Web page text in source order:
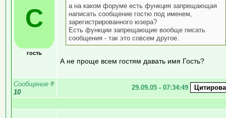
C
гость
а на каком форуме есть функция запрещающая
написать сообщение гостю под именем,
зарегистрированного юзера?
Есть функции запрещающие вообще писать
сообщения - так это совсем другое.
А не проще всем гостям давать имя Гость?
Сообщение #
10
29.09.05 - 07:34:49